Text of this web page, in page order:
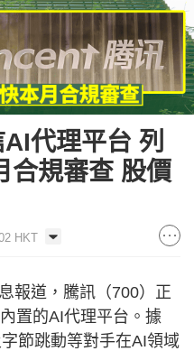
代理平台 列
合規審查 股價
HKT
報道，騰訊（700）正
置的AI代理平台。據
節跳動等對手在AI領域